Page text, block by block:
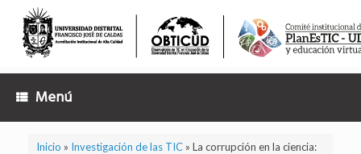
contenido
Menú
Inicio » Investigación de las TIC» La corrupción en la ciencia: